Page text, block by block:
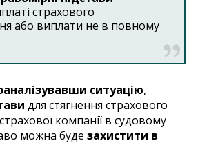
страхового
або виплати не в повному
ситуацію,
для стягнення страхового
компанії в судовому
можна буде захистити в